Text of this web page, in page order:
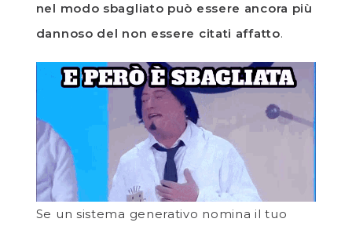
nel modo sbagliato può essere ancora più
dannoso del non essere citati affatto.
Se un sistema generativo nomina il tuo